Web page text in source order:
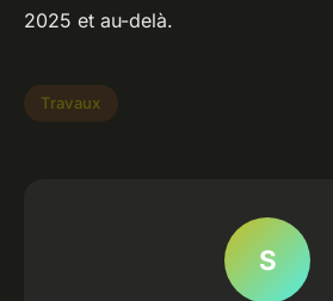
2025 et au-delà.
Travaux
S